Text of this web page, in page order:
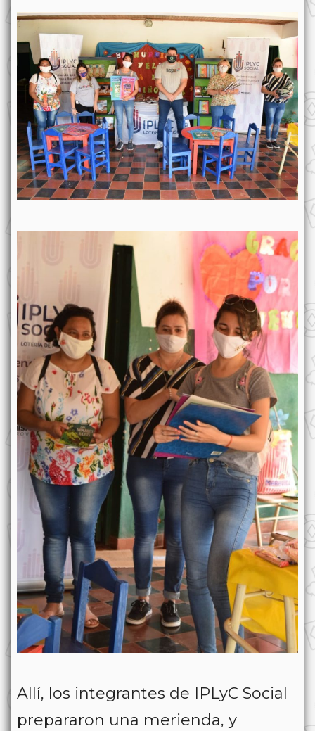
Allí, los integrantes de IPLyC Social
prepararon una merienda, y